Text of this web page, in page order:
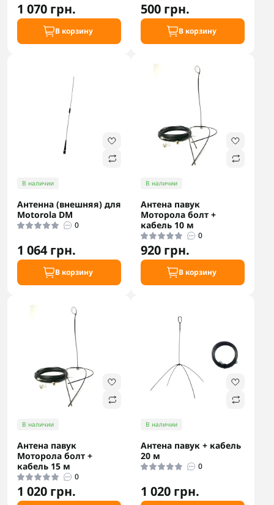
1 070 грн.
В корзину
500 грн.
В корзину
В наличии
Антенна (внешняя) для
Motorola DM
0
1 064 грн.
В корзину
В наличии
Антена павук
Моторола болт +
кабель 10 м
0
920 грн.
В корзину
В наличии
Антена павук
Моторола болт +
кабель 15 м
0
1 020 грн.
В наличии
Антена павук + кабель
20 м
0
1 020 грн.